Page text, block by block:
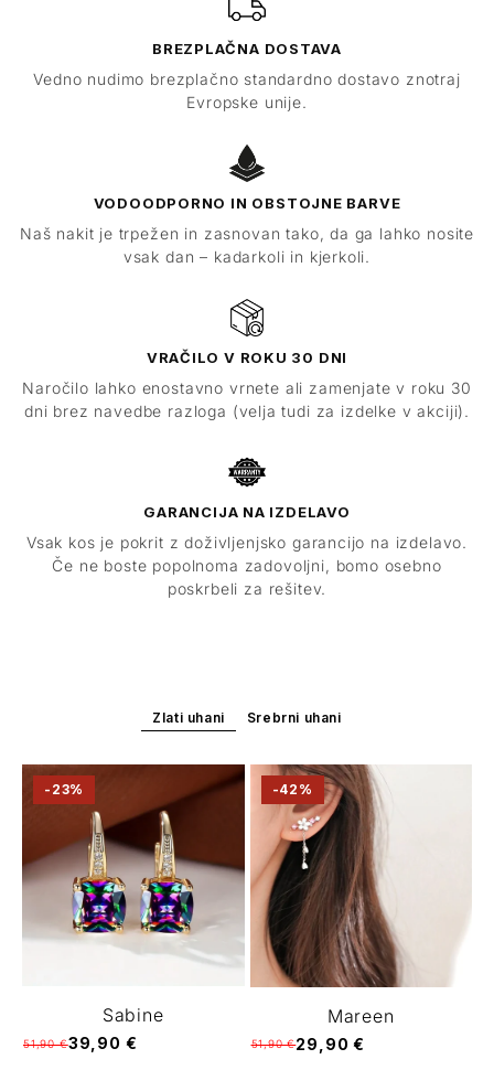
BREZPLAČNA DOSTAVA
Vedno nudimo brezplačno standardno dostavo znotraj
Evropske unije.
VODOODPORNO IN OBSTOJNE BARVE
Naš nakit je trpežen in zasnovan tako, da ga lahko nosite
vsak dan – kadarkoli in kjerkoli.
VRAČILO V ROKU 30 DNI
Naročilo lahko enostavno vrnete ali zamenjate v roku 30
dni brez navedbe razloga (velja tudi za izdelke v akciji).
GARANCIJA NA IZDELAVO
Vsak kos je pokrit z doživljenjsko garancijo na izdelavo.
Če ne boste popolnoma zadovoljni, bomo osebno
poskrbeli za rešitev.
Zlati uhani Srebrni uhani
-23%
Sabine
51,90 €39,90 €
-42%
Mareen
51,90 €29,90 €